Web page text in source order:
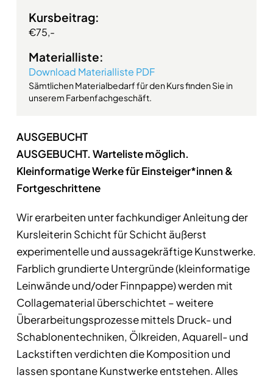
Kursbeitrag:
€75,-
Materialliste:
Download Materialliste PDF
Sämtlichen Materialbedarf für den Kurs finden Sie in
unserem Farbenfachgeschäft.
AUSGEBUCHT
AUSGEBUCHT. Warteliste möglich.
Kleinformatige Werke für Einsteiger*innen &
Fortgeschrittene
Wir erarbeiten unter fachkundiger Anleitung der
Kursleiterin Schicht für Schicht äußerst
experimentelle und aussagekräftige Kunstwerke.
Farblich grundierte Untergründe (kleinformatige
Leinwände und/oder Finnpappe) werden mit
Collagematerial überschichtet – weitere
Überarbeitungsprozesse mittels Druck- und
Schablonentechniken, Ölkreiden, Aquarell- und
Lackstiften verdichten die Komposition und
lassen spontane Kunstwerke entstehen. Alles